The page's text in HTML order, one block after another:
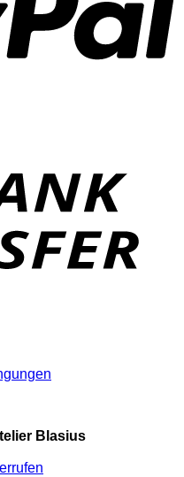
Blasius